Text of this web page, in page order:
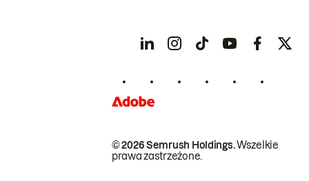
© 2026 Semrush Holdings.Wszelkie
prawa zastrzeżone.